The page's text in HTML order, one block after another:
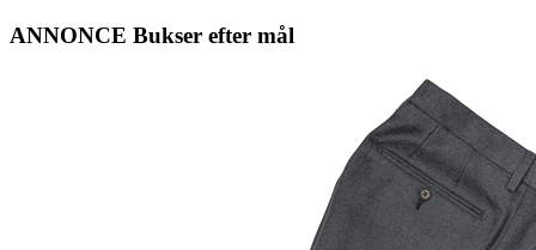
ANNONCE Bukser efter mål